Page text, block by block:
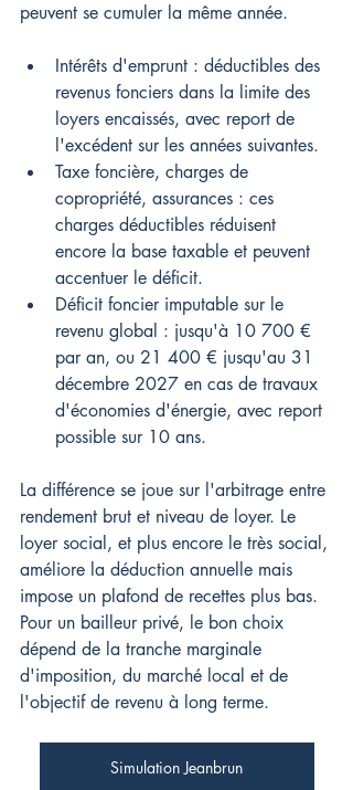
peuvent se cumuler la même année.
Intérêts d'emprunt : déductibles des
revenus fonciers dans la limite des
loyers encaissés, avec report de
l'excédent sur les années suivantes.
Taxe foncière, charges de
copropriété, assurances : ces
charges déductibles réduisent
encore la base taxable et peuvent
accentuer le déficit.
Déficit foncier imputable sur le
revenu global : jusqu'à 10 700 €
par an, ou 21 400 € jusqu'au 31
décembre 2027 en cas de travaux
d'économies d'énergie, avec report
possible sur 10 ans.
La différence se joue sur l'arbitrage entre
rendement brut et niveau de loyer. Le
loyer social, et plus encore le très social,
améliore la déduction annuelle mais
impose un plafond de recettes plus bas.
Pour un bailleur privé, le bon choix
dépend de la tranche marginale
d'imposition, du marché local et de
l'objectif de revenu à long terme.
Simulation Jeanbrun